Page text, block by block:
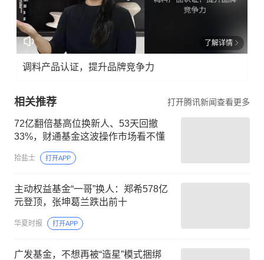
了解详情
调料产品认证，提升品牌竞争力
相关推荐 打开腾讯新闻查看更多
72亿翻倍基高位换新人、53天回撤
33%，财通基金这波操作市场看不懂
拾盐士 打开APP
主动权益基金“一哥”换人：郑希578亿
元登顶，张坤葛兰跌出前十
华夏时报 打开APP
广发基金，不想再被“造星”模式捆绑